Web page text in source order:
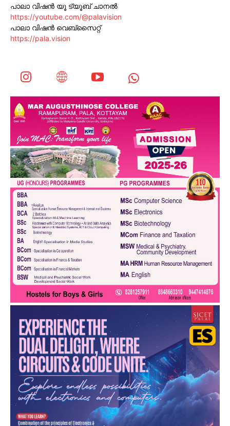
പാലാ വിഷൻ യൂ ട്യൂബ് ചാനൽ
https://youtube.com/@palavision
പാലാ വിഷൻ വെബ്സൈറ്റ്
https://pala.vision